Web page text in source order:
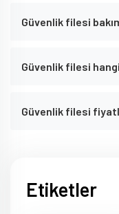
Güvenlik filesi
Güvenlik filesi
Güvenlik filesi
Etiketler